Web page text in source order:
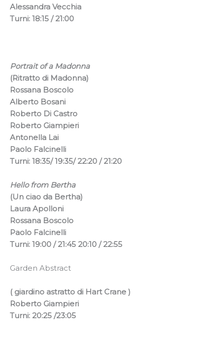
Alessandra Vecchia
Turni: 18:15 / 21:00
Portrait of a Madonna
(Ritratto di Madonna)
Rossana Boscolo
Alberto Bosani
Roberto Di Castro
Roberto Giampieri
Antonella Lai
Paolo Falcinelli
Turni: 18:35/ 19:35/ 22:20 / 21:20
Hello from Bertha
(Un ciao da Bertha)
Laura Apolloni
Rossana Boscolo
Paolo Falcinelli
Turni: 19:00 / 21:45 20:10 / 22:55
Garden Abstract
( giardino astratto di Hart Crane )
Roberto Giampieri
Turni: 20:25 /23:05